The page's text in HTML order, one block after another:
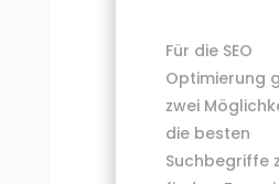
Für die SEO
Optimierung
zwei
die besten
Suchbegriffe